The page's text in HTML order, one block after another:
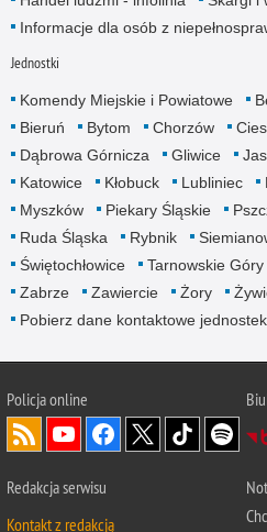
Informacje dla osób z
Jednostki
Komendy Miejskie i Powiatowe
Bieruń
Bytom Chorzów
Dąbrowa Górnicza
Gliwice
Katowice
Kłobuck Lubliniec
Myszków
Piekary Śląskie
Ruda Śląska
Rybnik
Świętochłowice
Tarnowskie Góry
Zabrze
Zawiercie Żory
Pobierz dane kontaktowe
Policja online
Redakcja serwisu
Kontakt z redakcją